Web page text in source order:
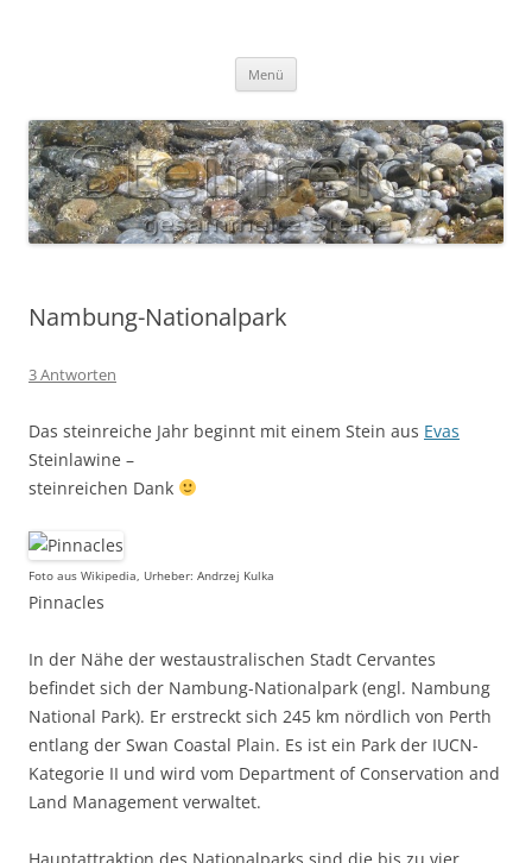
Menü
Nambung-Nationalpark
3 Antworten
Das steinreiche Jahr beginnt mit einem Stein aus Evas
Steinlawine –
steinreichen Dank
Foto aus Wikipedia, Urheber: Andrzej Kulka
Pinnacles
In der Nähe der westaustralischen Stadt Cervantes
befindet sich der Nambung-Nationalpark (engl. Nambung
National Park). Er erstreckt sich 245 km nördlich von Perth
entlang der Swan Coastal Plain. Es ist ein Park der IUCN-
Kategorie II und wird vom Department of Conservation and
Land Management verwaltet.